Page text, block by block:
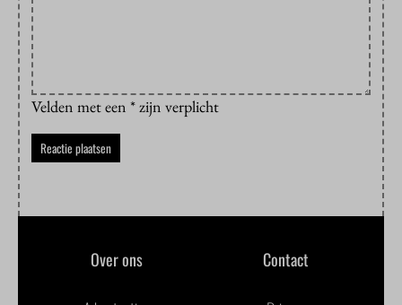
Velden met een * zijn verplicht
Over ons Contact